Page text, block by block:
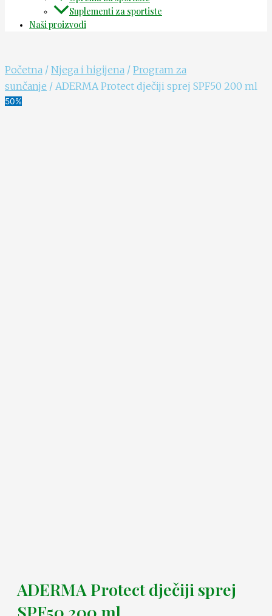
Suplementi za sportiste
Naši proizvodi
Početna / Njega i higijena / Program za
sunčanje / ADERMA Protect dječiji sprej SPF50 200 ml
50%
ADERMA Protect dječiji sprej